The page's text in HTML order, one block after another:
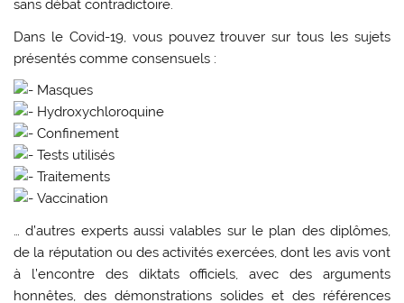
sans débat contradictoire.
Dans le Covid-19, vous pouvez trouver sur tous les sujets
présentés comme consensuels :
Masques
Hydroxychloroquine
Confinement
Tests utilisés
Traitements
Vaccination
… d’autres experts aussi valables sur le plan des diplômes,
de la réputation ou des activités exercées, dont les avis vont
à l’encontre des diktats officiels, avec des arguments
honnêtes, des démonstrations solides et des références